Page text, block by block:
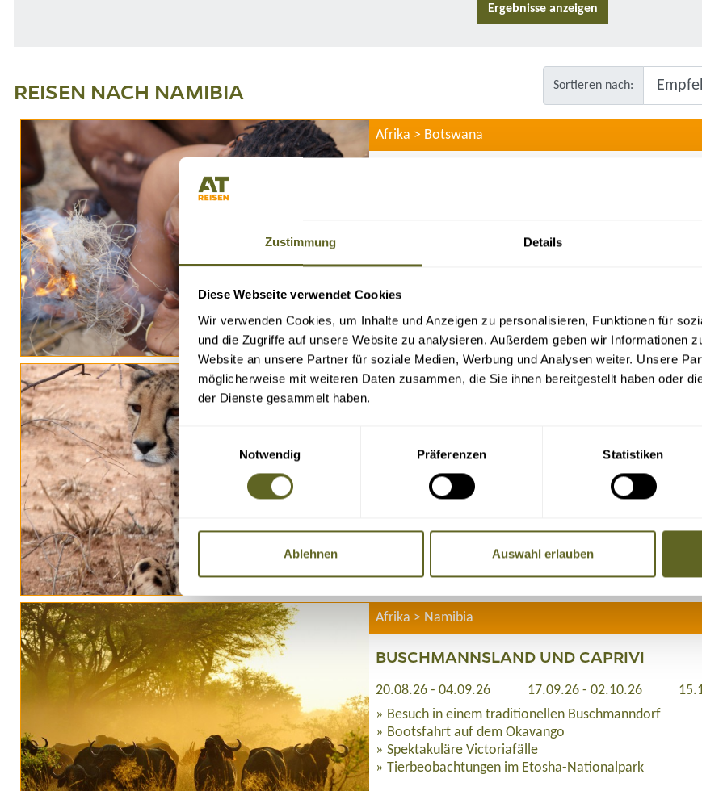
Zustimmung Details
Diese Webseite verwendet Cookies
Wir verwenden Cookies, um Inhalte und Anzeigen zu personalisieren, Funktionen für
und die Zugriffe auf unsere Website zu analysieren. Außerdem geben wir Informationen
Website an unsere Partner für soziale Medien, Werbung und Analysen weiter. Unsere
möglicherweise mit weiteren Daten zusammen, die Sie ihnen bereitgestellt haben oder
der Dienste gesammelt haben.
Einwilligungsauswahl
Notwendig
Präferenzen Statistiken
Ablehnen Auswahl erlauben
REISEN NACH NAMIBIA Sortieren nach:
Afrika > Botswana
HIGHLIGHTS NAMIBIA, BOTSWANA &
Etosha-Nationalpark & Namib-Wüste
Okavango-Delta & Chobe-Nationalpark
15 - 21
Tage
ab 3.380 Euro zzgl.
Flug
4 - 12
Personen
Afrika > Namibia
auf Anfrage individuell buchbar
Individuelle Tagesgestaltung
Safari im Etosha Nationalpark
Unterwegs im Caprivi Streifen
ab 2.285 Euro zzgl. Flug ab 2 Personen
Afrika > Namibia
BUSCHMANNSLAND UND CAPRIVI
20.08.26 - 04.09.26 17.09.26 - 02.10.26
Besuch in einem traditionellen Buschmanndorf
Bootsfahrt auf dem Okavango
Spektakuläre Victoriafälle
Tierbeobachtungen im Etosha-Nationalpark